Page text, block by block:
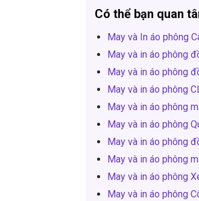
Có thể bạn quan
May và In áo phông
May và in áo phông
May và in áo phông
May và in áo phông
May và in áo phông
May và in áo phông
May và in áo phông
May và in áo phông
May và in áo phông
May và in áo phông